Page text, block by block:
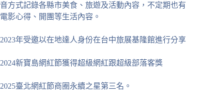
音方式記錄各縣市美食、旅遊及活動內容，不定期也有
電影心得、開團等生活內容。
2023年受邀以在地達人身份在台中旅展基隆館進行分享
2024新寶島網紅節獲得超級網紅跟超級部落客獎
2025臺北網紅節商圈永續之星第三名。